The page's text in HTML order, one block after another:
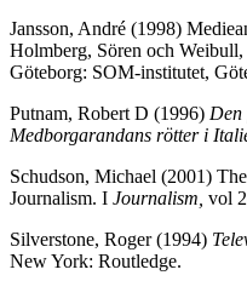
Jansson, André (1998)
Holmberg, Sören och
Göteborg: SOM-institutet,
Putnam, Robert D (1996) Den
Medborgarandans rötter i
Schudson, Michael (2001)
Journalism. I Journalism, vol
Silverstone, Roger (1994)
New York: Routledge.